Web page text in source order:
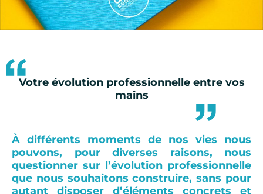
Votre évolution professionnelle entre vos
mains
À différents moments de nos vies nous
pouvons, pour diverses raisons, nous
questionner sur l’évolution professionnelle
que nous souhaitons construire, sans pour
autant disposer d’éléments concrets et